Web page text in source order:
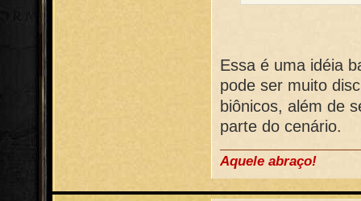
Essa é uma idéia
pode ser muito
biônicos, além de
parte do cenário.
Aquele abraço!